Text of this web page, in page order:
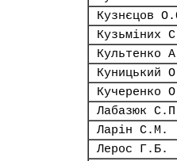
Кузнєцов
Кузьміних
Культенко
Куницький
Кучеренко
Лабазюк
Ларін С.М.
Лерос Г.Б.